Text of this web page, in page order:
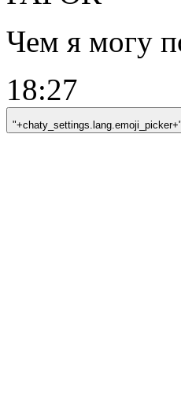
Чем я могу
18:27
"+chaty_settings.lang.emoji_picker+"